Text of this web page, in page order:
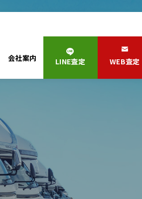
会社案内 LINE査定 WEB査定